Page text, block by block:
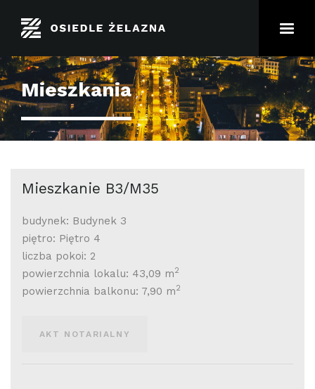
Mieszkania
Mieszkanie B3/M35
budynek: Budynek 3
piętro: Piętro 4
liczba pokoi: 2
powierzchnia lokalu: 43,09 m2
powierzchnia balkonu: 7,90 m2
AKT NOTARIALNY